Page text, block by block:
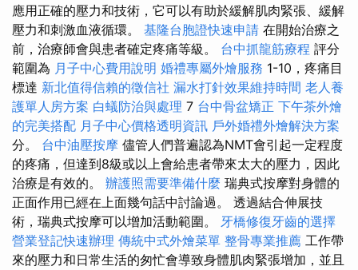
應用正確的壓力和技術，它可以有助於緩解肌肉緊張、緩解
壓力和刺激血液循環。 基隆台胞證快速申請 在開始治療之
前，治療師會與患者確定疼痛等級。 台中抓龍筋療程 評分
範圍為 月子中心費用說明 婚禮專屬外燴服務 1-10，疼痛目
標達 新北值得信賴的徵信社 漏水打針效果維持時間 老人養
護單人房方案 白蟻防治與處理 7 台中骨盆矯正 下午茶外燴
的完美搭配 月子中心價格透明資訊 戶外婚禮外燴解決方案
分。 台中油壓按摩 儘管人們普遍認為NMT會引起一定程度
的疼痛，但達到8級或以上會給患者帶來太大的壓力，因此
治療是有效的。 辦護照需要準備什麼 瑞典式按摩對身體的
正面作用已經在上面幾句話中討論過。 透過結合伸展技
術，瑞典式按摩可以增加活動範圍。 牙橋修復牙齒的選擇
營業登記快速辦理 傳統中式外燴菜單 整骨專業推薦 工作帶
來的壓力和日常生活的匆忙會導致身體肌肉緊張增加，並且